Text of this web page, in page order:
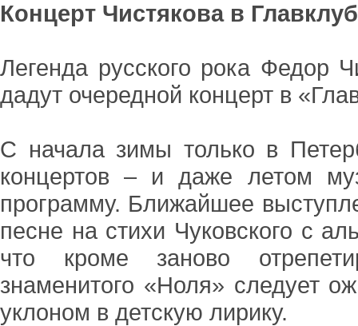
Концерт Чистякова в
Легенда русского рока Федор
дадут очередной концерт в
С начала зимы только в
концертов – и даже летом
программу. Ближайшее
песне на стихи Чуковского с
что кроме заново
знаменитого «Ноля» следует
уклоном в детскую лирику.